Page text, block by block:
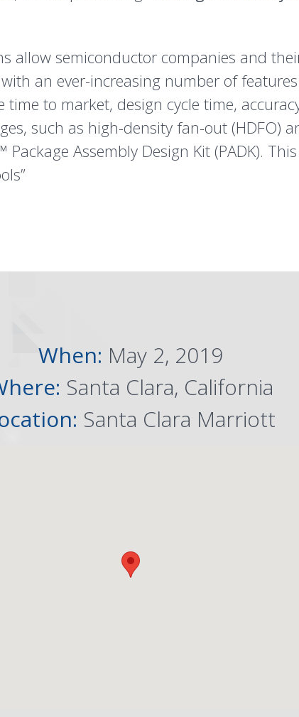
allow semiconductor companies and
an ever-increasing number of
to market, design cycle time,
such as high-density fan-out (HDFO)
Package Assembly Design Kit (PADK).
When: May 2, 2019
Santa Clara, California
Santa Clara Marriott